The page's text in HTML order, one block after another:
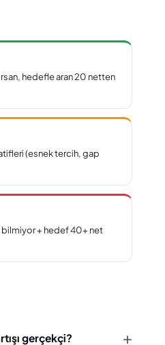
hedefle aran 20 netten
(esnek tercih, gap
bilmiyor + hedef 40+ net
gerçekçi?